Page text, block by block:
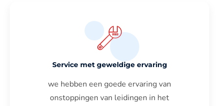
Service met geweldige ervaring
we hebben een goede ervaring van
onstoppingen van leidingen in het